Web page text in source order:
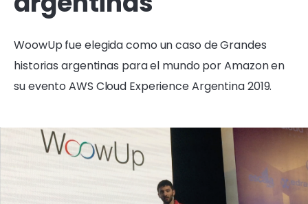
WoowUp fue elegida como un caso de Grandes
historias argentinas para el mundo por Amazon en
su evento AWS Cloud Experience Argentina 2019.